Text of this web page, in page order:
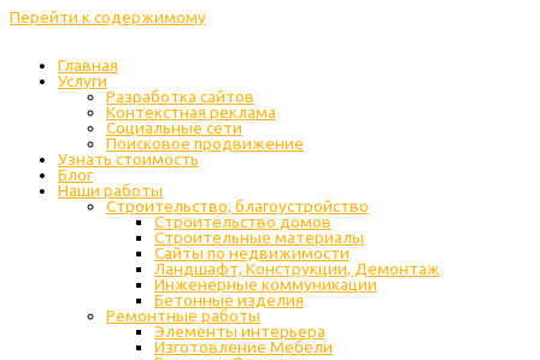
Перейти к содержимому
Главная
Услуги
Разработка сайтов
Контекстная реклама
Социальные сети
Поисковое продвижение
Узнать стоимость
Блог
Наши работы
Строительство, благоустройство
Строительство домов
Строительные материалы
Сайты по недвижимости
Ландшафт, Конструкции, Демонтаж
Инженерные коммуникации
Бетонные изделия
Ремонтные работы
Элементы интерьера
Изготовление Мебели